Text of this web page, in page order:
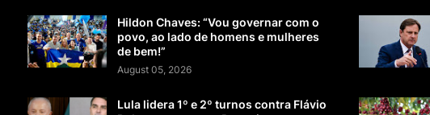
Hildon Chaves: “Vou governar com o
povo, ao lado de homens e mulheres
de bem!”
August 05, 2026
Lula lidera 1º e 2º turnos contra Flávio